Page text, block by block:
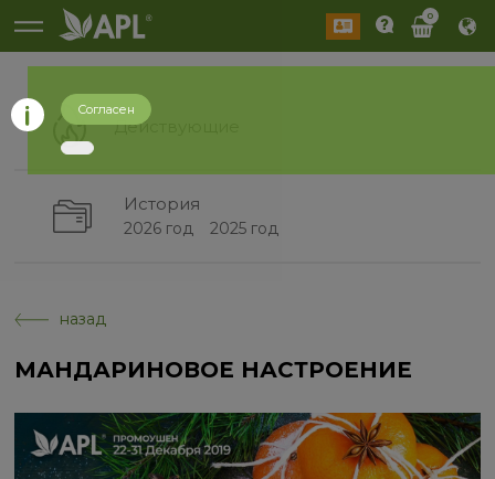
0
Действующие
История
2026 год 2025 год
назад
МАНДАРИНОВОЕ НАСТРОЕНИЕ
Согласен